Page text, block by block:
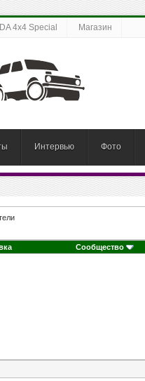
4x4 Special Магазин
Интервью Фото
Сообщество